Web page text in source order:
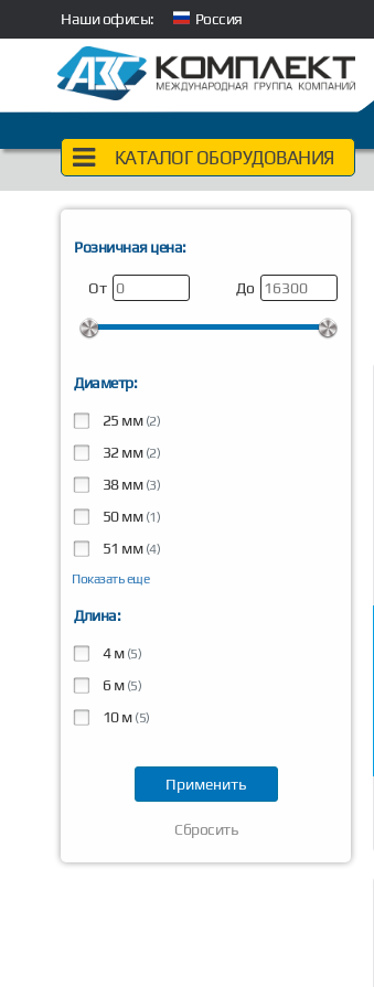
Наши офисы: Россия
КАТАЛОГ ОБОРУДОВАНИЯ
Розничная цена:
От До
Диаметр:
25 мм (2)
32 мм (2)
38 мм (3)
50 мм (1)
51 мм (4)
Показать еще
Длина:
4 м (5)
6 м (5)
10 м (5)
Сбросить